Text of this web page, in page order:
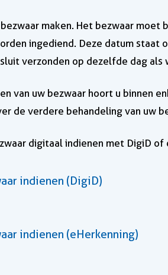
maken. Het bezwaar moet
ingediend. Deze datum staat
verzonden op dezelfde dag als
van uw bezwaar hoort u binnen
de verdere behandeling van uw
digitaal indienen met DigiD of
indienen (DigiD)
indienen (eHerkenning)